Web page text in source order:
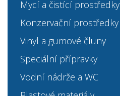
Mycí a čistící prostředky
Konzervační prostředky
Vinyl a gumové čluny
Speciální přípravky
Vodní nádrže a WC